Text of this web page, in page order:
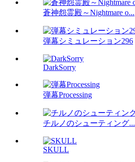
蒼神怨霊殿～Nightmare o...
弾幕シミュレーション296
DarkSorry
弾幕Processing
チルノのシューティング...
SKULL